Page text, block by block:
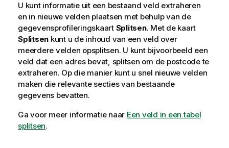
U kunt informatie uit een bestaand veld extraheren
en in nieuwe velden plaatsen met behulp van de
gegevensprofileringskaart Splitsen. Met de kaart
Splitsen kunt u de inhoud van een veld over
meerdere velden opsplitsen. U kunt bijvoorbeeld een
veld dat een adres bevat, splitsen om de postcode te
extraheren. Op die manier kunt u snel nieuwe velden
maken die relevante secties van bestaande
gegevens bevatten.
Ga voor meer informatie naar Een veld in een tabel
splitsen.